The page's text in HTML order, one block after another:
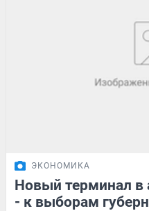
ЭКОНОМИКА
Новый терминал в
- к выборам